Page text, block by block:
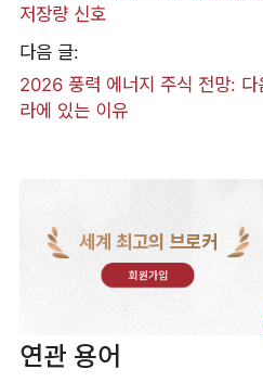
저장량 신호
다음 글:
2026 풍력 에너지 주식 전망: 다
라에 있는 이유
세계 최고의 브로커
회원가입
연관 용어